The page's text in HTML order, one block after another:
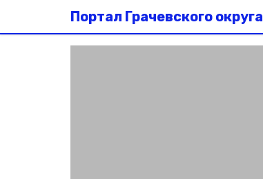
Портал Грачевского округа